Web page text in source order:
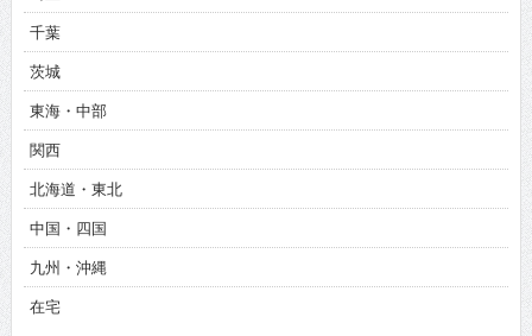
千葉
茨城
東海・中部
関西
北海道・東北
中国・四国
九州・沖縄
在宅